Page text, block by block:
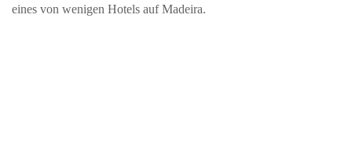
eines von wenigen Hotels auf Madeira.